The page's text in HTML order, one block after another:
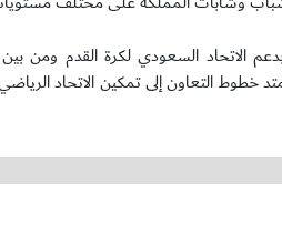
الاتحاد السعودي لكرة القدم ومن
خطوط التعاون إلى تمكين الاتحاد